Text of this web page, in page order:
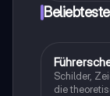
Lerntipps
Schilder,
die